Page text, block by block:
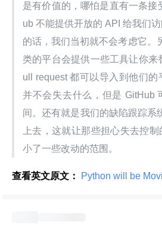
是有价值的，哪怕是直有一条接
ub 不能提供开放的 API 给我们
的话，我们当初就不会考虑它。
类的平台会提供一些工具让你来
ull request 都可以导入到他们
并不会失去什么，但是 GitHub
间。还有就是我们的缺陷跟踪系
上去，这就让那些担心失去控
小了一些改动的范围。
查看英文原文： Python will be